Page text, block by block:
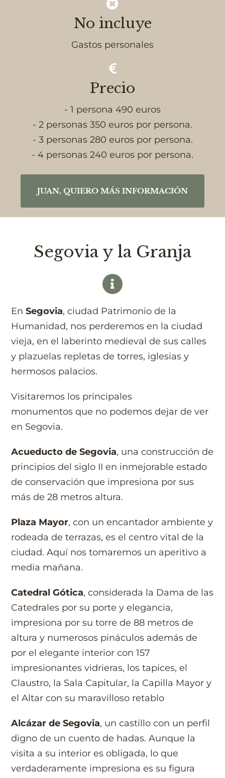
No incluye
Gastos personales
Precio
- 1 persona 490 euros
- 2 personas 350 euros por persona.
- 3 personas 280 euros por persona.
- 4 personas 240 euros por persona.
JUAN, QUIERO MÁS INFORMACIÓN
Segovia y la Granja
EnSegovia, ciudad Patrimonio de la
Humanidad, nos perderemos en la ciudad
vieja, en el laberinto medieval de sus calles
y plazuelas repletas de torres, iglesias y
hermosos palacios.
Visitaremos los principales
monumentos que no podemos dejar de ver
en Segovia.
Acueducto de Segovia, una construcción de
principios del siglo II en inmejorable estado
de conservación que impresiona por sus
más de 28 metros altura.
Plaza Mayor, con un encantador ambiente y
rodeada de terrazas, es el centro vital de la
ciudad. Aquí nos tomaremos un aperitivo a
media mañana.
Catedral Gótica, considerada la Dama de las
Catedrales por su porte y elegancia,
impresiona por su torre de 88 metros de
altura y numerosos pináculos además de
por el elegante interior con 157
impresionantes vidrieras, los tapices, el
Claustro, la Sala Capitular, la Capilla Mayor y
el Altar con su maravilloso retablo
Alcázar de Segovia, un castillo con un perfil
digno de un cuento de hadas. Aunque la
visita a su interior es obligada, lo que
verdaderamente impresiona es su figura